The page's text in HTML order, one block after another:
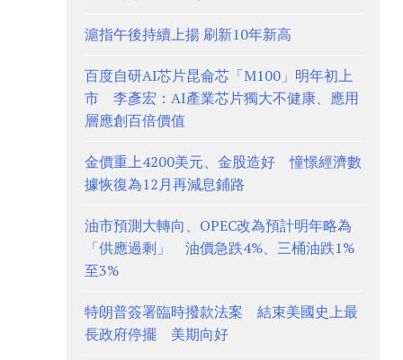
滬指午後持續上揚 刷新10年新高
百度自研AI芯片昆侖芯「M100」明年初上
市 李彥宏：AI產業芯片獨大不健康、應用
層應創百倍價值
金價重上4200美元、金股造好 憧憬經濟數
據恢復為12月再減息鋪路
油市預測大轉向、OPEC改為預計明年略為
「供應過剩」 油價急跌4%、三桶油跌1%
至3%
特朗普簽署臨時撥款法案 結束美國史上最
長政府停擺 美期向好